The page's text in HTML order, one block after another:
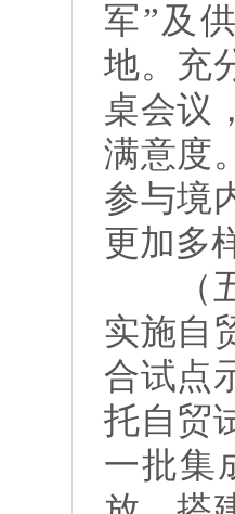
军”及
地。充
桌会议
满意度
参与境
更加多
（五
实施自
合试点
托自贸
一批集